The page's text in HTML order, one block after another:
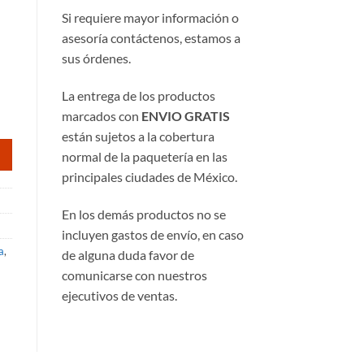
,
Si requiere mayor información o
asesoría contáctenos, estamos a
sus órdenes.
La entrega de los productos
marcados con ENVIO GRATIS
están sujetos a la cobertura
normal de la paquetería en las
principales ciudades de México.
En los demás productos no se
incluyen gastos de envío, en caso
de alguna duda favor de
comunicarse con nuestros
ejecutivos de ventas.